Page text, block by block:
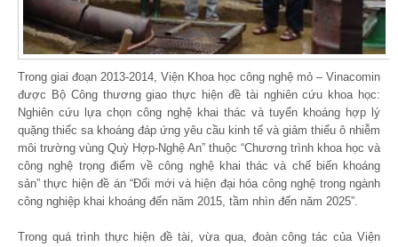
Trong giai đoạn 2013-2014, Viện Khoa học công nghệ mỏ – Vinacomin
được Bộ Công thương giao thực hiện đề tài nghiên cứu khoa học:
Nghiên cứu lựa chọn công nghệ khai thác và tuyển khoáng hợp lý
quặng thiếc sa khoáng đáp ứng yêu cầu kinh tế và giảm thiểu ô nhiễm
môi trường vùng Quỳ Hợp-Nghệ An” thuộc “Chương trình khoa học và
công nghệ trọng điểm về công nghệ khai thác và chế biến khoáng
sản” thực hiện đề án “Đổi mới và hiện đại hóa công nghệ trong ngành
công nghiệp khai khoáng đến năm 2015, tầm nhìn đến năm 2025”.
Trong quá trình thực hiện đề tài, vừa qua, đoàn công tác của Viện